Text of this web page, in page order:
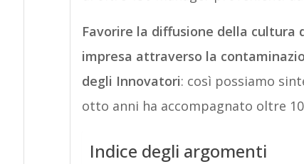
Favorire la diffusione della cultura
impresa attraverso la
degli Innovatori: così possiamo
otto anni ha accompagnato oltre
Indice degli argomenti